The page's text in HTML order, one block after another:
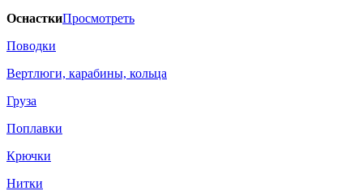
ОснасткиПросмотреть
Поводки
Вертлюги, карабины, кольца
Груза
Поплавки
Крючки
Нитки